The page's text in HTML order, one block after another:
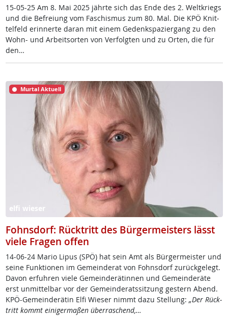
15-05-25 Am 8. Mai 2025 jähr­te sich das En­de des 2. Welt­kriegs
und die Be­f­rei­ung vom Fa­schis­mus zum 80. Mal. Die KPÖ Knit­
tel­feld er­in­ner­te da­ran mit ei­nem Ge­denk­spa­zier­gang zu den
Wohn- und Ar­beit­s­or­ten von Ver­folg­ten und zu Or­ten, die für
den…
Murtal Aktuell
elfi wieser
Fohnsdorf: Rücktritt des Bürgermeisters lässt
viele Fragen offen
14-06-24 Ma­rio Li­pus (SPÖ) hat sein Amt als Bür­ger­meis­ter und
sei­ne Funk­tio­nen im Ge­mein­de­rat von Fohns­dorf zu­rück­ge­legt.
Da­von er­fuh­ren vie­le Ge­mein­de­rä­tin­nen und Ge­mein­de­rä­te
erst un­mit­tel­bar vor der Ge­mein­de­rats­sit­zung ges­tern Abend.
KPÖ-Ge­mein­de­rä­tin El­fi Wie­ser nimmt da­zu Stel­lung: „Der Rück­
tritt kommt ei­ni­ger­ma­ßen über­ra­schend,…